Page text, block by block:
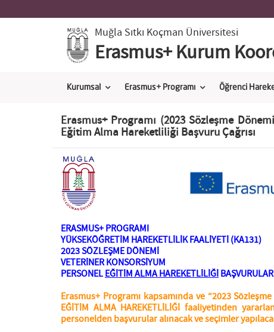
Muğla Sıtkı Koçman Üniversitesi
Erasmus+ Kurum
Kurumsal Erasmus+ Programı Öğrenci
Erasmus+ Programı (2023 Sözleşme
Eğitim Alma Hareketliliği Başvuru Çağrısı
ERASMUS+ PROGRAMI
YÜKSEKÖĞRETİM HAREKETLİLİK FAALİYETİ (KA131)
2023 SÖZLEŞME DÖNEMİ
VETERİNER KONSORSİYUM
PERSONELEĞİTİM ALMA HAREKETLİLİĞİ
Erasmus+ Programı kapsamında ve “2023
EĞİTİM ALMA HAREKETLİLİĞİ faaliyetinden
personelden başvurular alınacak ve seçimler